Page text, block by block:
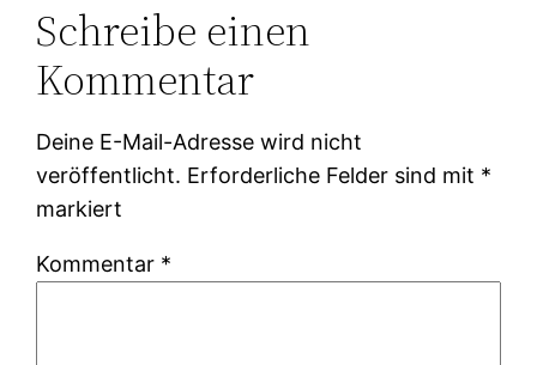
Schreibe einen
Kommentar
Deine E-Mail-Adresse wird nicht
veröffentlicht. Erforderliche Felder sind mit *
markiert
Kommentar *